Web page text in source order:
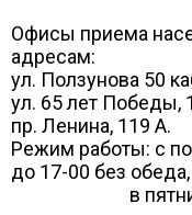
Офисы приема
адресам:
ул. Ползунова 50
ул. 65 лет Победы,
пр. Ленина, 119 А.
Режим работы: с
до 17-00 без обеда,
в пятницу - с